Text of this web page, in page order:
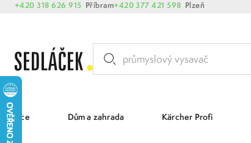
+420 318 626 915 Příbram+420 377 421 598 Plzeň
Akce Dům a zahrada Kärcher Profi